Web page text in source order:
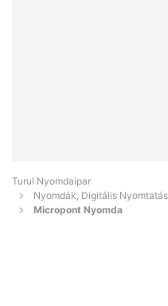
Turul Nyomdaipar
Nyomdák, Digitális
Micropont Nyomda